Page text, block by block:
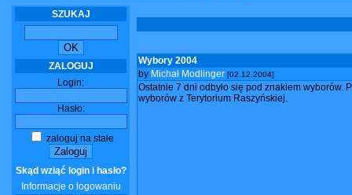
SZUKAJ
ZALOGUJ
Login:
Hasło:
zaloguj na stałe
Skąd wziąć login i hasło?
Informacje o logowaniu
Wybory 2004
by Michał Modlinger [02.12.2004]
Ostatnie 7 dni odbyło się pod znakiem wyborów.
wyborów z Terytorium Raszyńskiej.